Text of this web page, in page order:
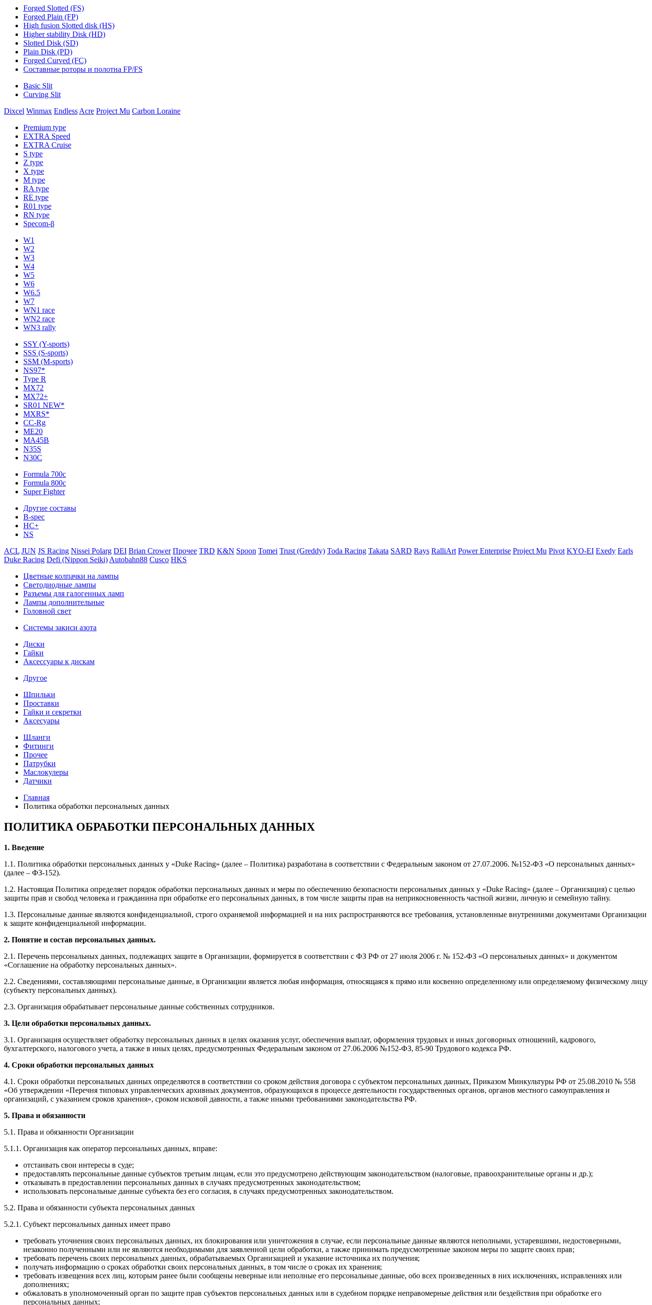
Forged Slotted (FS)
Forged Plain (FP)
High fusion Slotted disk (HS)
Higher stability Disk (HD)
Slotted Disk (SD)
Plain Disk (PD)
Forged Curved (FC)
Составные роторы и полотна FP/FS
Basic Slit
Curving Slit
Dixcel Winmax Endless Acre Project Mu Carbon Loraine
Premium type
EXTRA Speed
EXTRA Cruise
S type
Z type
X type
M type
RA type
RE type
R01 type
RN type
Specom-β
W1
W2
W3
W4
W5
W6
W6.5
W7
WN1 race
WN2 race
WN3 rally
SSY (Y-sports)
SSS (S-sports)
SSM (M-sports)
NS97*
Type R
MX72
MX72+
SR01 NEW*
MXRS*
CC-Rg
ME20
MA45B
N35S
N30C
Formula 700c
Formula 800c
Super Fighter
Другие составы
B-spec
HC+
NS
ACL JUN JS Racing Nissei Polarg DEI Brian Crower Прочее TRD K&N Spoon Tomei Trust (Greddy) Toda Racing Takata SARD Rays RalliArt Power Enterprise Project Mu Pivot KYO-EI Exedy Earls
Duke Racing Defi (Nippon Seiki) Autobahn88 Cusco HKS
Цветные колпачки на лампы
Светодиодные лампы
Разъемы для галогенных ламп
Лампы дополнительные
Головной свет
Системы закиси азота
Диски
Гайки
Аксессуары к дискам
Другое
Шпильки
Проставки
Гайки и секретки
Аксесуары
Шланги
Фитинги
Прочее
Патрубки
Маслокулеры
Датчики
Главная
Политика обработки персональных данных
ПОЛИТИКА ОБРАБОТКИ ПЕРСОНАЛЬНЫХ ДАННЫХ
1. Введение
1.1. Политика обработки персональных данных у «Duke Racing» (далее – Политика) разработана в соответствии с Федеральным законом от 27.07.2006. №152-ФЗ «О персональных данных»
(далее – ФЗ-152).
1.2. Настоящая Политика определяет порядок обработки персональных данных и меры по обеспечению безопасности персональных данных у «Duke Racing» (далее – Организация) с целью
защиты прав и свобод человека и гражданина при обработке его персональных данных, в том числе защиты прав на неприкосновенность частной жизни, личную и семейную тайну.
1.3. Персональные данные являются конфиденциальной, строго охраняемой информацией и на них распространяются все требования, установленные внутренними документами Организации
к защите конфиденциальной информации.
2. Понятие и состав персональных данных.
2.1. Перечень персональных данных, подлежащих защите в Организации, формируется в соответствии с ФЗ РФ от 27 июля 2006 г. № 152-ФЗ «О персональных данных» и документом
«Соглашение на обработку персональных данных».
2.2. Сведениями, составляющими персональные данные, в Организации является любая информация, относящаяся к прямо или косвенно определенному или определяемому физическому лицу
(субъекту персональных данных).
2.3. Организация обрабатывает персональные данные собственных сотрудников.
3. Цели обработки персональных данных.
3.1. Организация осуществляет обработку персональных данных в целях оказания услуг, обеспечения выплат, оформления трудовых и иных договорных отношений, кадрового,
бухгалтерского, налогового учета, а также в иных целях, предусмотренных Федеральным законом от 27.06.2006 №152-ФЗ, 85-90 Трудового кодекса РФ.
4. Сроки обработки персональных данных
4.1. Сроки обработки персональных данных определяются в соответствии со сроком действия договора с субъектом персональных данных, Приказом Минкультуры РФ от 25.08.2010 № 558
«Об утверждении «Перечня типовых управленческих архивных документов, образующихся в процессе деятельности государственных органов, органов местного самоуправления и
организаций, с указанием сроков хранения», сроком исковой давности, а также иными требованиями законодательства РФ.
5. Права и обязанности
5.1. Права и обязанности Организации
5.1.1. Организация как оператор персональных данных, вправе:
отстаивать свои интересы в суде;
предоставлять персональные данные субъектов третьим лицам, если это предусмотрено действующим законодательством (налоговые, правоохранительные органы и др.);
отказывать в предоставлении персональных данных в случаях предусмотренных законодательством;
использовать персональные данные субъекта без его согласия, в случаях предусмотренных законодательством.
5.2. Права и обязанности субъекта персональных данных
5.2.1. Субъект персональных данных имеет право
требовать уточнения своих персональных данных, их блокирования или уничтожения в случае, если персональные данные являются неполными, устаревшими, недостоверными,
незаконно полученными или не являются необходимыми для заявленной цели обработки, а также принимать предусмотренные законом меры по защите своих прав;
требовать перечень своих персональных данных, обрабатываемых Организацией и указание источника их получения;
получать информацию о сроках обработки своих персональных данных, в том числе о сроках их хранения;
требовать извещения всех лиц, которым ранее были сообщены неверные или неполные его персональные данные, обо всех произведенных в них исключениях, исправлениях или
дополнениях;
обжаловать в уполномоченный орган по защите прав субъектов персональных данных или в судебном порядке неправомерные действия или бездействия при обработке его
персональных данных;